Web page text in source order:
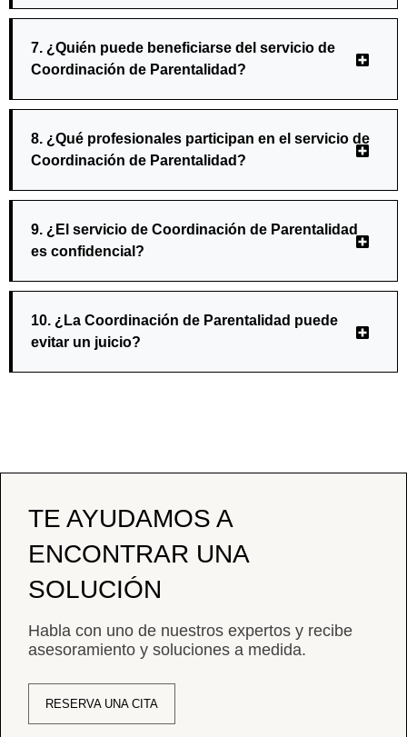
7. ¿Quién puede beneficiarse del servicio de
Coordinación de Parentalidad?
8. ¿Qué profesionales participan en el servicio de
Coordinación de Parentalidad?
9. ¿El servicio de Coordinación de Parentalidad
es confidencial?
10. ¿La Coordinación de Parentalidad puede
evitar un juicio?
TE AYUDAMOS A
ENCONTRAR UNA
SOLUCIÓN
Habla con uno de nuestros expertos y recibe
asesoramiento y soluciones a medida.
RESERVA UNA CITA